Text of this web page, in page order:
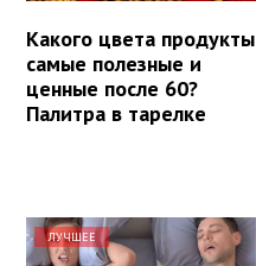
Какого цвета продукты
самые полезные и
ценные после 60?
Палитра в тарелке
ЛУЧШЕЕ